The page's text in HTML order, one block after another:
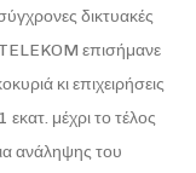
δικτυακές
επισήμανε
κι επιχειρήσεις
μέχρι το τέλος
ανάληψης του